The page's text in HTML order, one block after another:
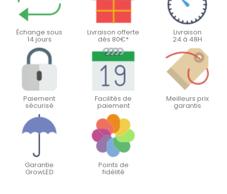
Échange sous
14 jours
Livraison offerte
dès 80€*
Livraison
24 à 48H
Paiement
sécurisé
Facilités de
paiement
Meilleurs prix
garantis
Garantie
GrowLED
Points de
fidélité